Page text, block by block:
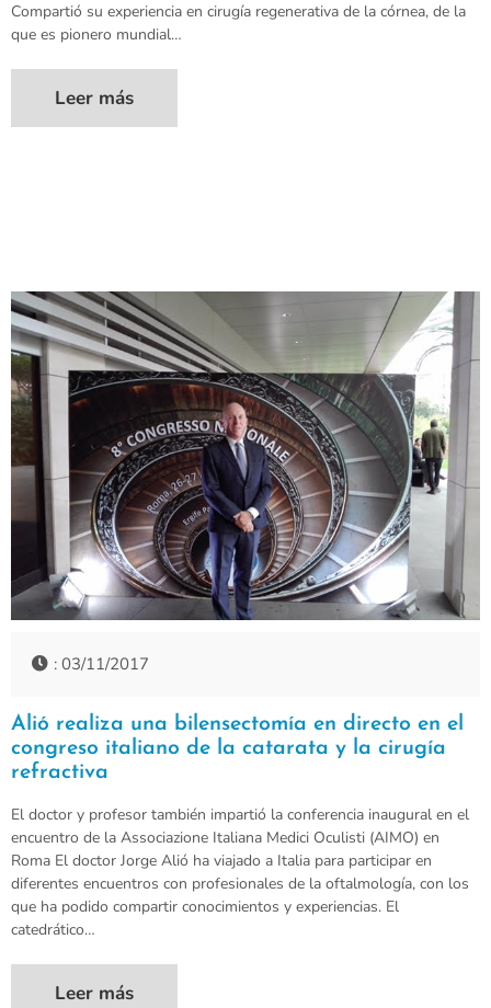
Compartió su experiencia en cirugía regenerativa de la córnea, de la
que es pionero mundial…
Leer más
: 03/11/2017
Alió realiza una bilensectomía en directo en el
congreso italiano de la catarata y la cirugía
refractiva
El doctor y profesor también impartió la conferencia inaugural en el
encuentro de la Associazione Italiana Medici Oculisti (AIMO) en
Roma El doctor Jorge Alió ha viajado a Italia para participar en
diferentes encuentros con profesionales de la oftalmología, con los
que ha podido compartir conocimientos y experiencias. El
catedrático…
Leer más